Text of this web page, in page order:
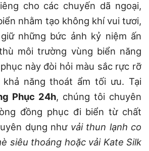
cho các chuyến dã ngoại,
nhằm tạo không khí vui tươi,
những bức ảnh kỷ niệm ấn
môi trường vùng biển năng
này đòi hỏi màu sắc rực rỡ
năng thoát ẩm tối ưu. Tại
Phục 24h, chúng tôi chuyên
đồng phục đi biển từ chất
dụng như vải thun lạnh co
siêu thoáng hoặc vải Kate Silk